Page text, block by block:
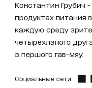
Константин Грубич
продуктах
каждую среду
четырехлапого
з першого гав-мяу.
Социальные сети: